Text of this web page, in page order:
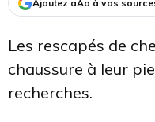
Ajoutez aAa à vos
Les rescapés de
chaussure à leur
recherches.